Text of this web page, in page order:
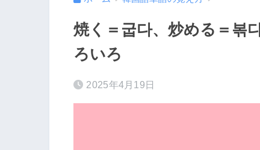
焼く＝굽다、炒める＝볶
ろいろ
2025年4月19日